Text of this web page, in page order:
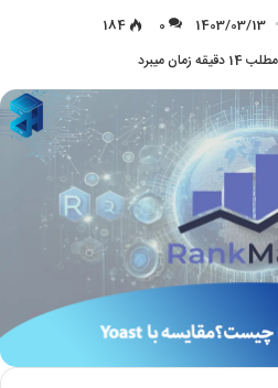
1403/03/13
0
184
زمان میبرد